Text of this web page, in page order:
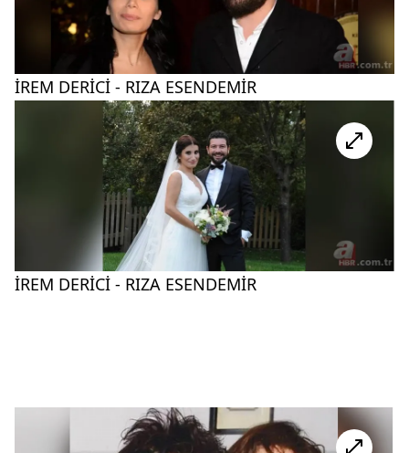
İREM DERİCİ - RIZA ESENDEMİR
İREM DERİCİ - RIZA ESENDEMİR